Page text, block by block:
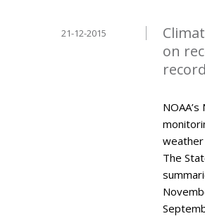
on
21-12-2015
weather
The